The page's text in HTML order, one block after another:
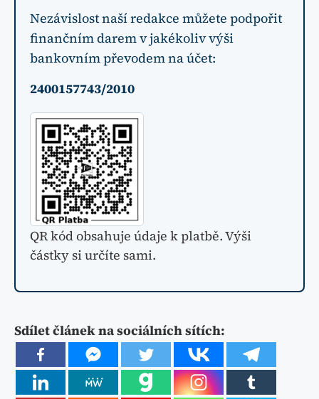
Nezávislost naší redakce můžete podpořit
finančním darem v jakékoliv výši
bankovním převodem na účet:
2400157743/2010
QR kód obsahuje údaje k platbě. Výši
částky si určíte sami.
Sdílet článek na sociálních sítích: